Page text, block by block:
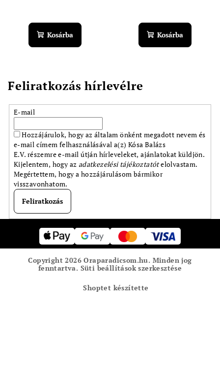
Kosárba Kosárba
Feliratkozás hírlevélre
E-mail
Hozzájárulok, hogy az általam önként megadott nevem és
e-mail címem felhasználásával a(z) Kósa Balázs
E.V. részemre e-mail útján hírleveleket, ajánlatokat küldjön.
Kijelentem, hogy az adatkezelési tájékoztatótelolvastam.
Megértettem, hogy a hozzájárulásom bármikor
visszavonhatom.
Feliratkozás
b
Copyright 2026Oraparadicsom.hu. Minden jog
fenntartva. Süti beállítások szerkesztése
Shoptet készítette